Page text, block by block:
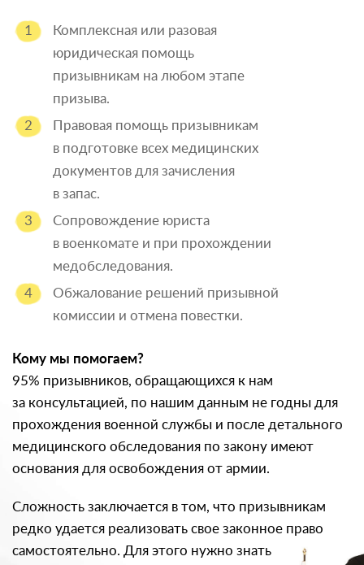
Комплексная или разовая
юридическая помощь
призывникам на любом этапе
призыва.
Правовая помощь призывникам
в подготовке всех медицинских
документов для зачисления
в запас.
Сопровождение юриста
в военкомате и при прохождении
медобследования.
Обжалование решений призывной
комиссии и отмена повестки.
Кому мы помогаем?
95% призывников, обращающихся к нам
за консультацией, по нашим данным не годны для
прохождения военной службы и после детального
медицинского обследования по закону имеют
основания для освобождения от армии.
Сложность заключается в том, что призывникам
редко удается реализовать свое законное право
самостоятельно. Для этого нужно знать